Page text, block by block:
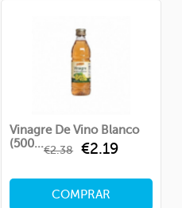
Vinagre De Vino Blanco
(500...Regular
€2.38 Price
€2.19
COMPRAR